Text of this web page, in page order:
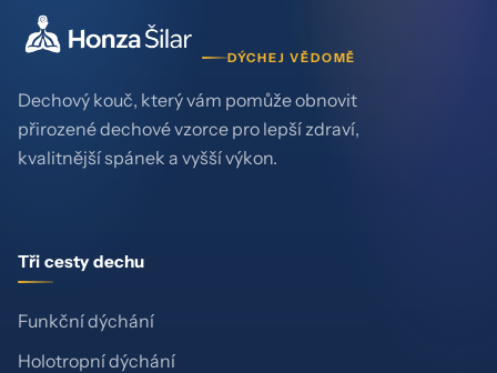
DÝCHEJ VĚDOMĚ
Dechový kouč, který vám pomůže obnovit
přirozené dechové vzorce pro lepší zdraví,
kvalitnější spánek a vyšší výkon.
Tři cesty dechu
Funkční dýchání
Holotropní dýchání